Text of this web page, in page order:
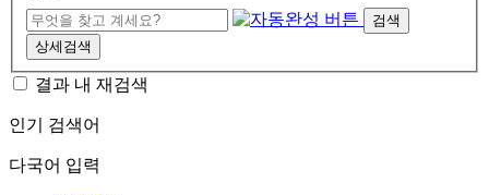
검색
상세검색
결과 내 재검색
인기 검색어
다국어 입력